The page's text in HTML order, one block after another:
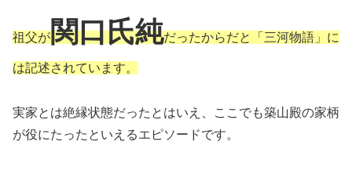
祖父が関口氏純だったからだと「三河物語」に
は記述されています。
実家とは絶縁状態だったとはいえ、ここでも築山殿の家柄
が役にたったといえるエピソードです。